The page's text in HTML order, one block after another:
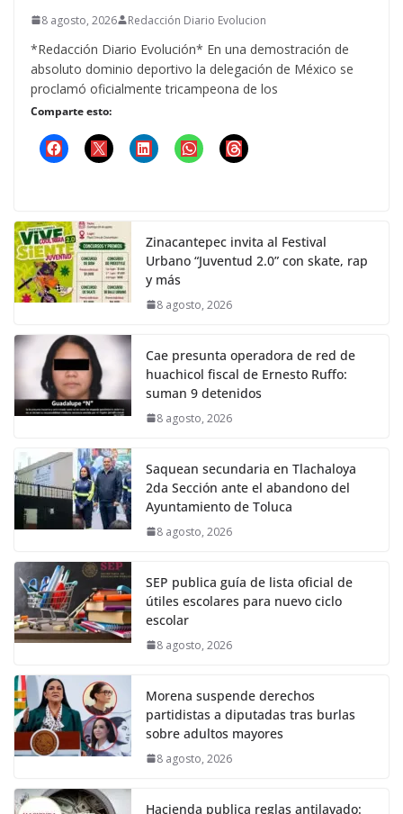
8 agosto, 2026 Redacción Diario Evolucion
*Redacción Diario Evolución* En una demostración de
absoluto dominio deportivo la delegación de México se
proclamó oficialmente tricampeona de los
Comparte esto:
Zinacantepec invita al Festival
Urbano “Juventud 2.0” con skate, rap
y más
8 agosto, 2026
Cae presunta operadora de red de
huachicol fiscal de Ernesto Ruffo:
suman 9 detenidos
8 agosto, 2026
Saquean secundaria en Tlachaloya
2da Sección ante el abandono del
Ayuntamiento de Toluca
8 agosto, 2026
SEP publica guía de lista oficial de
útiles escolares para nuevo ciclo
escolar
8 agosto, 2026
Morena suspende derechos
partidistas a diputadas tras burlas
sobre adultos mayores
8 agosto, 2026
Hacienda publica reglas antilavado: